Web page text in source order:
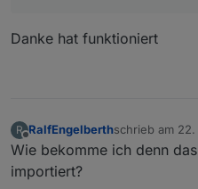
Danke hat funktioniert
R
Offline
RalfEngelberthschrieb am
zuletzt editiert
Wie bekomme ich denn
importiert?